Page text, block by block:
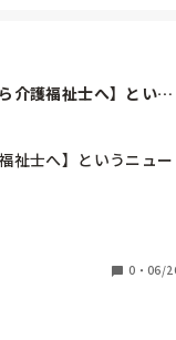
介護福祉士へ】という
祉士へ】というニュー
の介護の仕事】が出
介護福祉士を取得、か
の資格まで取得。
0 ・ 06/